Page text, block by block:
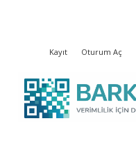
Kayıt Oturum Aç